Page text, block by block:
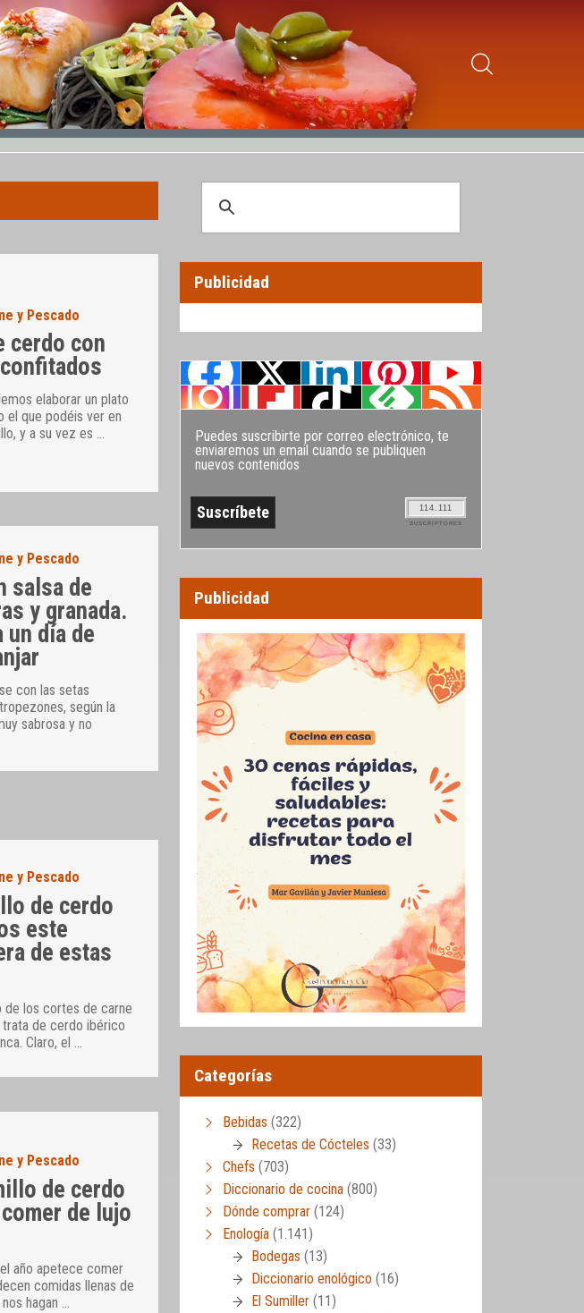
y Pescado
cerdo con
elaborar un plato
el que podéis ver en
y a su vez es …
y Pescado
salsa de
y granada.
un día de
con las setas
según la
sabrosa y no
y Pescado
de cerdo
este
de estas
de los cortes de carne
de cerdo ibérico
Claro, el …
y Pescado
de cerdo
de lujo
año apetece comer
comidas llenas de
hagan …
Publicidad
Puedes suscribirte por correo electrónico, te
enviaremos un email cuando se publiquen
nuevos contenidos
114.111
SUSCRIPTORES
Publicidad
Categorías
Bebidas (322)
Recetas de Cócteles (33)
Chefs (703)
Diccionario de cocina (800)
Dónde comprar (124)
Enología (1.141)
Bodegas (13)
Diccionario enológico (16)
El Sumiller (11)